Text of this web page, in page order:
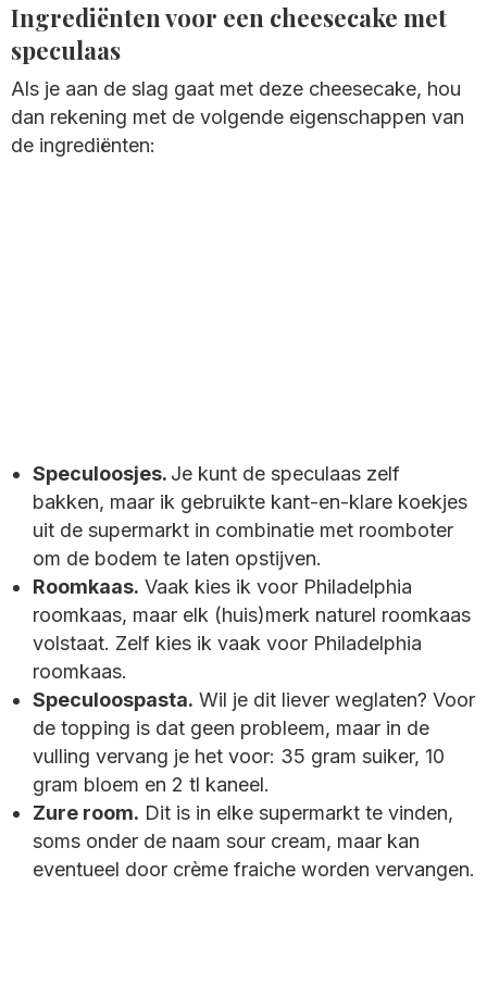
Ingrediënten voor een cheesecake met
speculaas
Als je aan de slag gaat met deze cheesecake, hou
dan rekening met de volgende eigenschappen van
de ingrediënten:
Speculoosjes. Je kunt de speculaas zelf
bakken, maar ik gebruikte kant-en-klare koekjes
uit de supermarkt in combinatie met roomboter
om de bodem te laten opstijven.
Roomkaas. Vaak kies ik voor Philadelphia
roomkaas, maar elk (huis)merk naturel roomkaas
volstaat. Zelf kies ik vaak voor Philadelphia
roomkaas.
Speculoospasta. Wil je dit liever weglaten? Voor
de topping is dat geen probleem, maar in de
vulling vervang je het voor: 35 gram suiker, 10
gram bloem en 2 tl kaneel.
Zure room. Dit is in elke supermarkt te vinden,
soms onder de naam sour cream, maar kan
eventueel door crème fraiche worden vervangen.